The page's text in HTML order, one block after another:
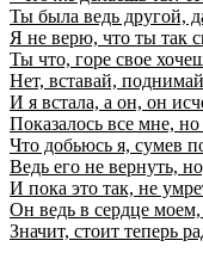
Ты была ведь другой,
Я не верю, что ты так
Ты что, горе свое
Нет, вставай,
И я встала, а он, он
Показалось все мне,
Что добьюсь я, сумев
Ведь его не вернуть,
И пока это так, не
Он ведь в сердце моем,
Значит, стоит теперь